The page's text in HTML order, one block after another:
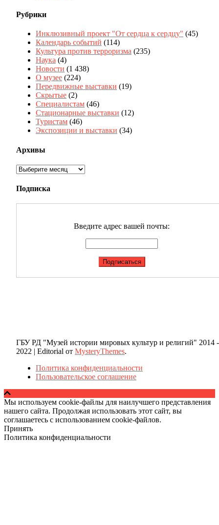
Рубрики
Инклюзивный проект "От сердца к сердцу" (45)
Календарь событий (114)
Культура против терроризма (235)
Наука (4)
Новости (1 438)
О музее (224)
Передвижные выставки (19)
Скрытые (2)
Специалистам (46)
Стационарные выставки (12)
Туристам (46)
Экспозиции и выставки (34)
Архивы
Архивы
Подписка
Введите адрес вашей почты:
ГБУ РД "Музей истории мировых культур и религий" 2014 -
2022 | Editorial от MysteryThemes.
Политика конфиденциальности
Пользовательское соглашение
Мы используем cookie-файлы для наилучшего представления
нашего сайта. Продолжая использовать этот сайт, вы
соглашаетесь с использованием cookie-файлов.
Принять
Политика конфиденциальности